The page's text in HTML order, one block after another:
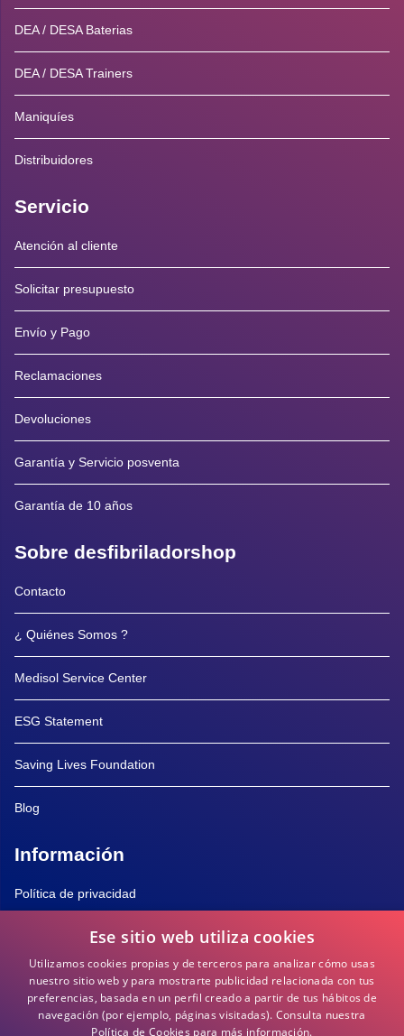
DEA / DESA Baterias
DEA / DESA Trainers
Maniquíes
Distribuidores
Servicio
Atención al cliente
Solicitar presupuesto
Envío y Pago
Reclamaciones
Devoluciones
Garantía y Servicio posventa
Garantía de 10 años
Sobre desfibriladorshop
Contacto
¿ Quiénes Somos ?
Medisol Service Center
ESG Statement
Saving Lives Foundation
Blog
Información
Política de privacidad
Política de Cookies
Términos y Condiciones
Preguntas frecuentes
Ese sitio web utiliza cookies
Utilizamos cookies propias y de terceros para analizar cómo usas
nuestro sitio web y para mostrarte publicidad relacionada con tus
preferencias, basada en un perfil creado a partir de tus hábitos de
navegación (por ejemplo, páginas visitadas). Consulta nuestra
Política de Cookies para más información.